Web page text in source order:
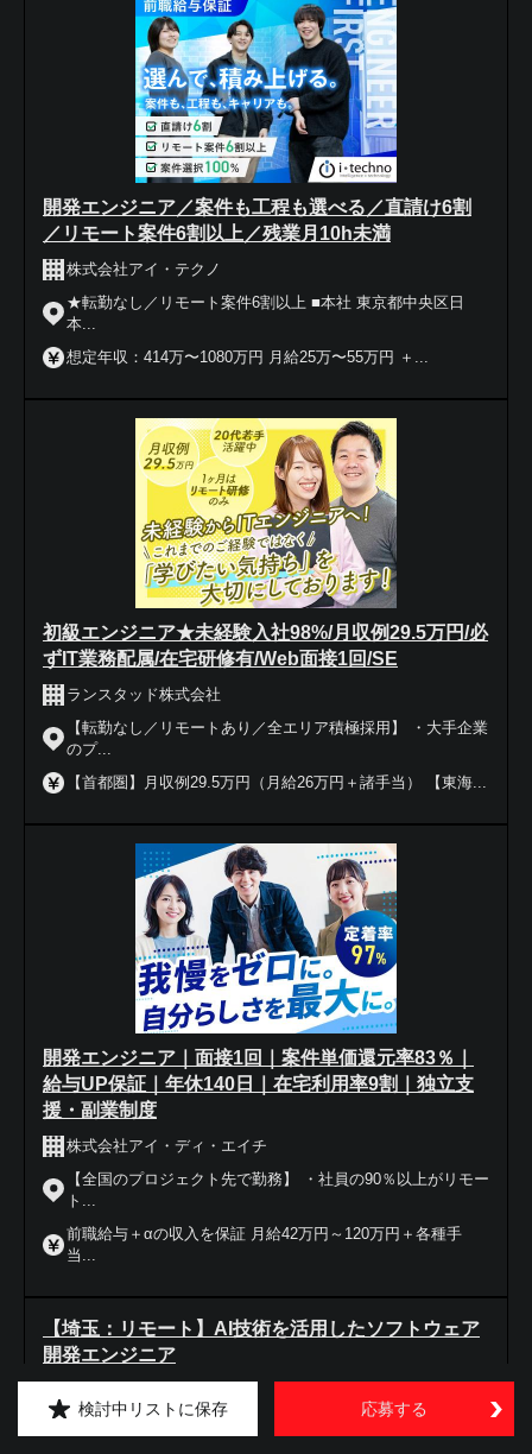
開発エンジニア／案件も工程も選べる／直請け6割
／リモート案件6割以上／残業月10h未満
株式会社アイ・テクノ
★転勤なし／リモート案件6割以上 ■本社 東京都中央区日
本...
想定年収：414万〜1080万円 月給25万〜55万円 ＋...
初級エンジニア★未経験入社98%/月収例29.5万円/必
ずIT業務配属/在宅研修有/Web面接1回/SE
ランスタッド株式会社
【転勤なし／リモートあり／全エリア積極採用】 ・大手企業
のプ...
【首都圏】月収例29.5万円（月給26万円＋諸手当） 【東海...
開発エンジニア｜面接1回｜案件単価還元率83％｜
給与UP保証｜年休140日｜在宅利用率9割｜独立支
援・副業制度
株式会社アイ・ディ・エイチ
【全国のプロジェクト先で勤務】 ・社員の90％以上がリモー
ト...
前職給与＋αの収入を保証 月給42万円～120万円＋各種手
当...
【埼玉：リモート】AI技術を活用したソフトウェア
開発エンジニア
検討中リストに保存 応募する